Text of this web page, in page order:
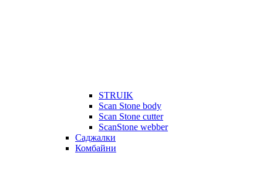
STRUIK
Scan Stone body
Scan Stone cutter
ScanStone webber
Саджалки
Комбайни